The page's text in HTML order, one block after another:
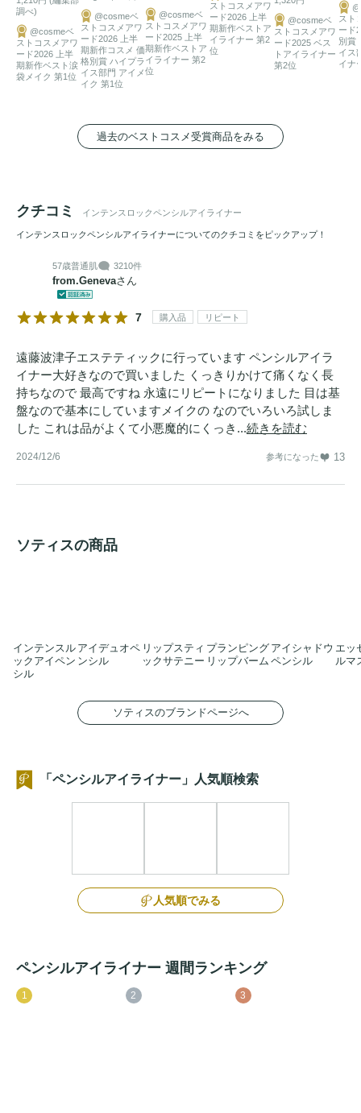
調べ)
@cosmeベ
ストコスメアワ
ード2026 上半
期新作ベスト涙
袋メイク 第1位
@cosmeベ
ストコスメアワ
ード2026 上半
期新作コスメ 価
格別賞 ハイプラ
イス部門 アイメ
イク 第1位
@cosmeベ
ストコスメアワ
ード2025 上半
期新作ベストア
イライナー 第2
位
ストコスメアワ
ード2026 上半
期新作ベストア
イライナー 第2
位
@cosmeベ
ストコスメアワ
ード2025 ベス
トアイライナー
第2位
スト
ード
別賞
イス
イナ
過去のベストコスメ受賞商品をみる
クチコミ インテンスロックペンシルアイライナー
インテンスロックペンシルアイライナーについてのクチコミをピックアップ！
57歳普通肌 3210件
from.Genevaさん
7 購入品 リピート
遠藤波津子エステティックに行っています ペンシルアイラ
イナー大好きなので買いました くっきりかけて痛くなく長
持ちなので 最高ですね 永遠にリピートになりました 目は基
盤なので基本にしていますメイクの なのでいろいろ試しま
した これは品がよくて小悪魔的にくっき...続きを読む
2024/12/6 参考になった 13
ソティスの商品
インテンスル
ックアイペン
シル
アイデュオペ
ンシル
リップスティ
ックサテニー
プランピング
リップバーム
アイシャドウ
ペンシル
エッ
ルマ
ソティスのブランドページへ
「ペンシルアイライナー」人気順検索
人気順でみる
ペンシルアイライナー 週間ランキング
1 2 3